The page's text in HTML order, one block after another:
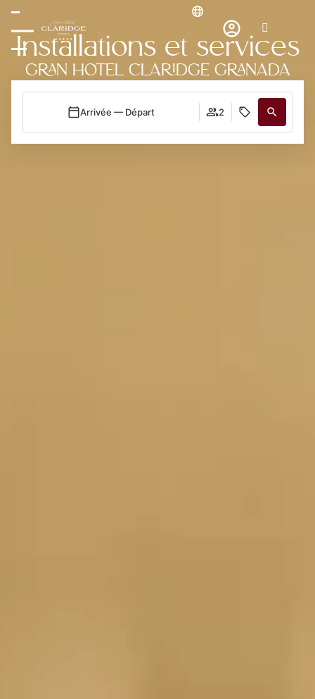
Installations et services
GRAN HOTEL CLARIDGE GRANADA
Arrivée — Départ 2